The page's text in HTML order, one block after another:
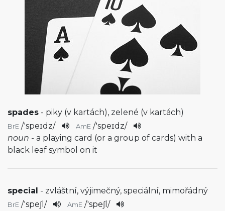
spades - piky (v kartách), zelené (v kartách)
BrE /'speɪdz/ AmE /'speɪdz/
noun - a playing card (or a group of cards) with a
black leaf symbol on it
special - zvláštní, výjimečný, speciální, mimořádný
BrE /'speʃl / AmE /'speʃl /